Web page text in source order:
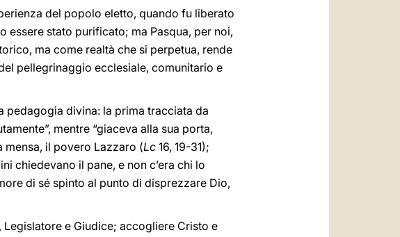
del popolo eletto, quando fu liberato
essere stato purificato; ma Pasqua, per noi,
ma come realtà che si perpetua, rende
pellegrinaggio ecclesiale, comunitario e
pedagogia divina: la prima tracciata da
mentre “giaceva alla sua porta,
mensa, il povero Lazzaro (Lc 16, 19-31);
chiedevano il pane, e non c’era chi lo
di sé spinto al punto di disprezzare Dio,
e Giudice; accogliere Cristo e